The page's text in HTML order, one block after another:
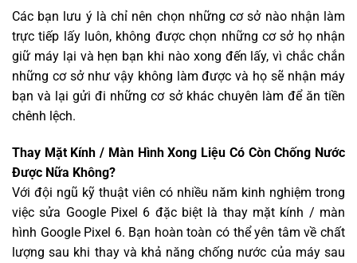
Các bạn lưu ý là chỉ nên chọn những cơ sở nào nhận làm
trực tiếp lấy luôn, không được chọn những cơ sở họ nhận
giữ máy lại và hẹn bạn khi nào xong đến lấy, vì chắc chắn
những cơ sở như vậy không làm được và họ sẽ nhận máy
bạn và lại gửi đi những cơ sở khác chuyên làm để ăn tiền
chênh lệch.
Thay Mặt Kính / Màn Hình Xong Liệu Có Còn Chống Nước
Được Nữa Không?
Với đội ngũ kỹ thuật viên có nhiều năm kinh nghiệm trong
việc sửa Google Pixel 6 đặc biệt là thay mặt kính / màn
hình Google Pixel 6. Bạn hoàn toàn có thể yên tâm về chất
lượng sau khi thay và khả năng chống nước của máy sau